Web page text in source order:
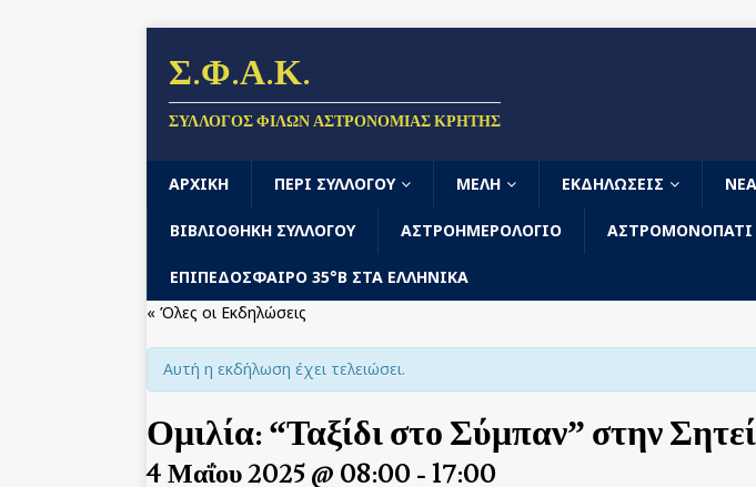
Σ.Φ.Α.Κ.
ΣΎΛΛΟΓΟΣ ΦΊΛΩΝ ΑΣΤΡΟΝΟΜΊΑΣ ΚΡΉΤΗΣ
ΑΡΧΙΚΉ ΠΕΡΊ ΣΥΛΛΌΓΟΥ ΜΈΛΗ ΕΚΔΗΛΏΣΕΙΣ ΝΈΑ
ΒΙΒΛΙΟΘΗΚΗ ΣΥΛΛΟΓΟΥ ΑΣΤΡΟΗΜΕΡΟΛΌΓΙΟ ΑΣΤΡΟΜΟΝΟΠΆΤΙ
ΕΠΙΠΕΔΌΣΦΑΙΡΟ 35°Β ΣΤΑ ΕΛΛΗΝΙΚΆ
« Όλες οι Εκδηλώσεις
Αυτή η εκδήλωση έχει τελειώσει.
Ομιλία: “Ταξίδι στο Σύμπαν” στην
4 Μαΐου 2025 @ 08:00-17:00